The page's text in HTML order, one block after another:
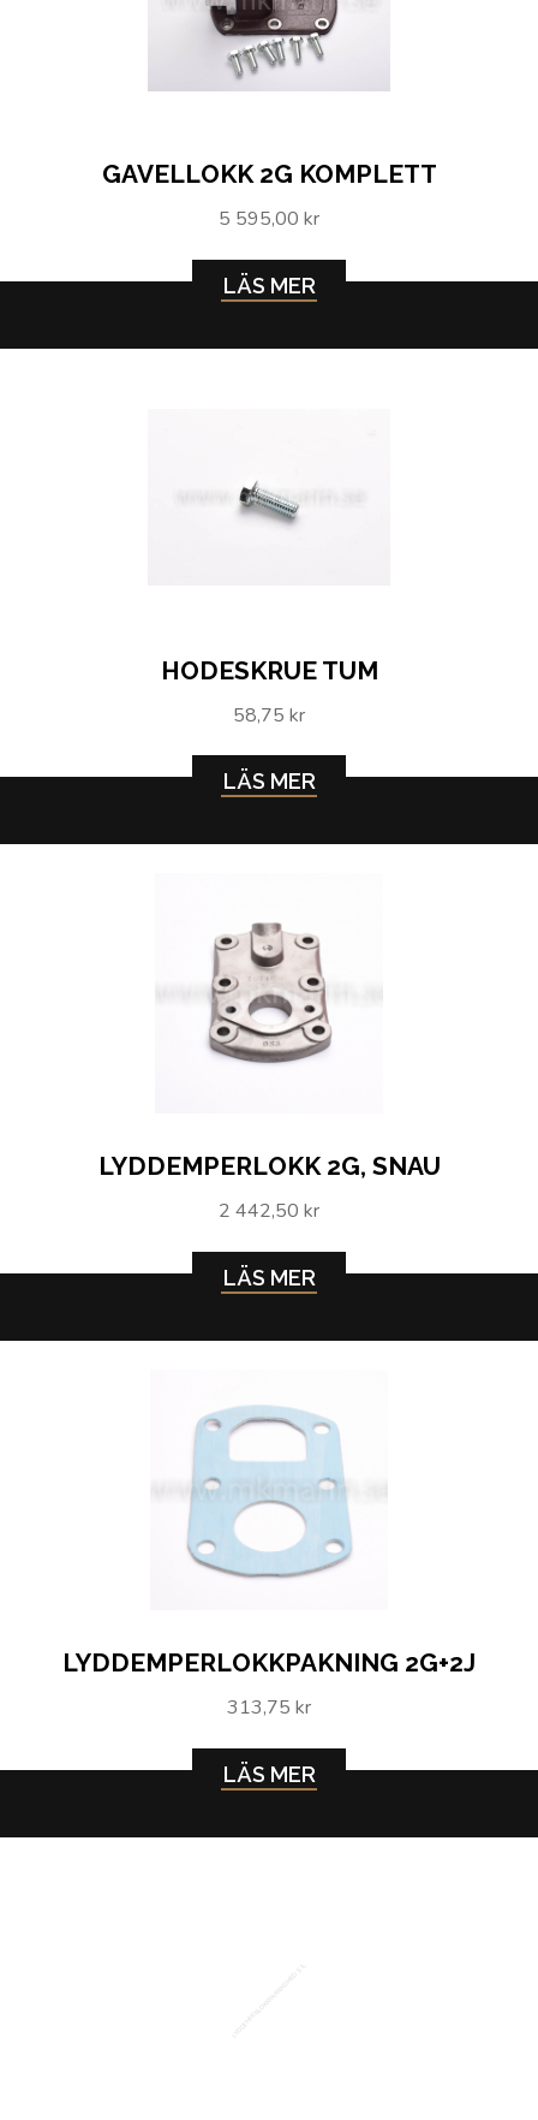
GAVELLOKK 2G KOMPLETT
5 595,00 kr
LÄS MER
HODESKRUE TUM
58,75 kr
LÄS MER
LYDDEMPERLOKK 2G, SNAU
2 442,50 kr
LÄS MER
LYDDEMPERLOKKPAKNING 2G+2J
313,75 kr
LÄS MER